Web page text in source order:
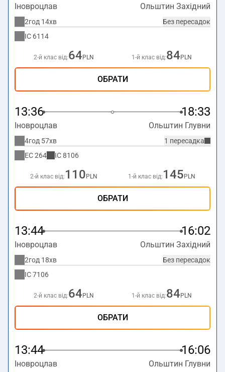
Іновроцлав Ольштин Західний
Без пересадок
2год 14хв
IC 6114
2-й клас від:64 PLN 1-й клас від:84 PLN
ОБРАТИ
13:36 18:33
Іновроцлав Ольштин Глувни
1 пересадка
4год 57хв
EC264 IC8106
2-й клас від: 110 PLN 1-й клас від: 145 PLN
ОБРАТИ
13:44 16:02
Іновроцлав Ольштин Західний
Без пересадок
2год 18хв
IC7106
2-й клас від:64 PLN 1-й клас від:84 PLN
ОБРАТИ
13:44 16:06
Іновроцлав Ольштин Глувни